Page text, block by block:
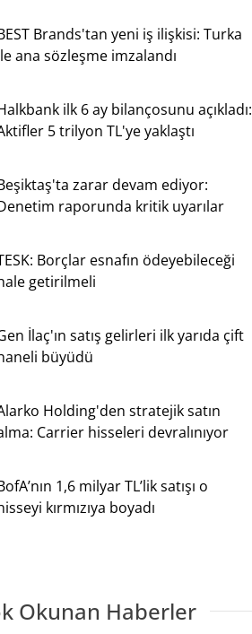
Brands'tan yeni iş ilişkisi: Turka
ana sözleşme imzalandı
ilk 6 ay bilançosunu açıkladı:
5 trilyon TL'ye yaklaştı
zarar devam ediyor:
raporunda kritik uyarılar
Borçlar esnafın ödeyebileceği
getirilmeli
İlaç'ın satış gelirleri ilk yarıda çift
büyüdü
Holding'den stratejik satın
Carrier hisseleri devralınıyor
1,6 milyar TL’lik satışı o
kırmızıya boyadı
Okunan Haberler